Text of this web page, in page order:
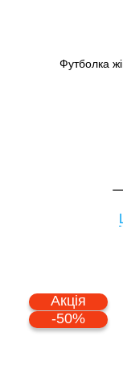
Футболка
Акція
-50%